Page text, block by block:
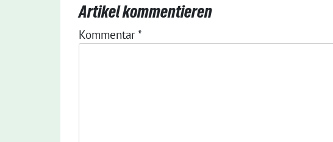
Artikel kommentieren
Kommentar*